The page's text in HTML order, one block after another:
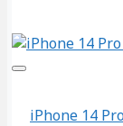
iPhone 14